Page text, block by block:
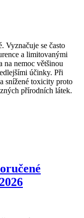
Vyznačuje se často
a limitovanými
na nemoc většinou
účinky. Při
snížené toxicity proto
přírodních látek.